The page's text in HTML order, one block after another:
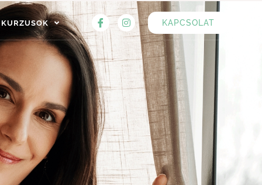
KURZUSOK KAPCSOLAT